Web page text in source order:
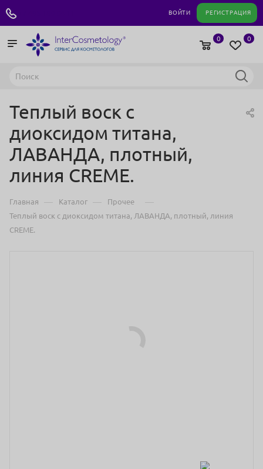
ВОЙТИ РЕГИСТРАЦИЯ
0
0
Теплый воск с
диоксидом титана,
ЛАВАНДА, плотный,
линия CREMЕ.
Главная — Каталог — Прочее —
Теплый воск с диоксидом титана, ЛАВАНДА, плотный, линия
CREMЕ.